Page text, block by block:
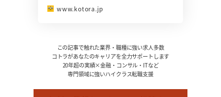
www.kotora.jp
この記事で触れた業界・職種に強い求人多数
コトラがあなたのキャリアを全力サポートします
20年超の実績×金融・コンサル・ITなど
専門領域に強いハイクラス転職支援